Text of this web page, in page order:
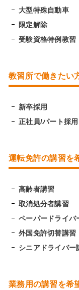
大型特殊自動車
限定解除
受験資格特例教習
教習所で働きたい
新卒採用
正社員/パート採用
運転免許の講習を
高齢者講習
取消処分者講習
ペーパードライバ
外国免許切替講習
シニアドライバー
業務用の講習を希